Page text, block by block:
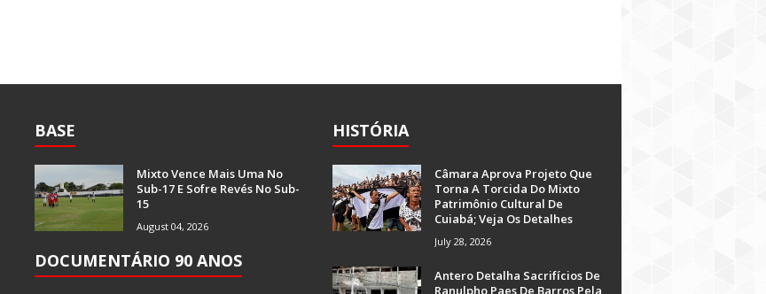
BASE
Mixto Vence Mais Uma No
Sub-17 E Sofre Revés No Sub-
15
August 04, 2026
DOCUMENTÁRIO 90 ANOS
HISTÓRIA
Câmara Aprova Projeto Que
Torna A Torcida Do Mixto
Patrimônio Cultural De
Cuiabá; Veja Os Detalhes
July 28, 2026
Antero Detalha Sacrifícios De
Ranulpho Paes De Barros Pela